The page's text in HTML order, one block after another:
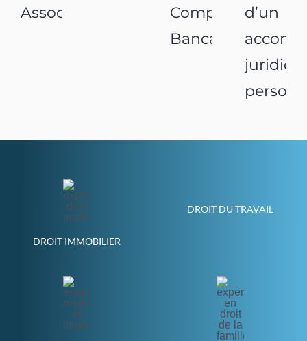
Associés
Comptes
Bancaires
d’un
DROIT IMMOBILIER
DROIT DU TRAVAIL